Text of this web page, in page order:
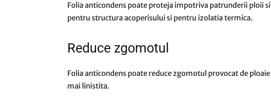
Folia anticondens poate proteja impotriva patrunderii ploii si
pentru structura acoperisului si pentru izolatia termica.
Reduce zgomotul
Folia anticondens poate reduce zgomotul provocat de
mai linistita.